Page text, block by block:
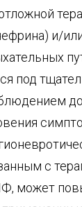
и/
под
с
может